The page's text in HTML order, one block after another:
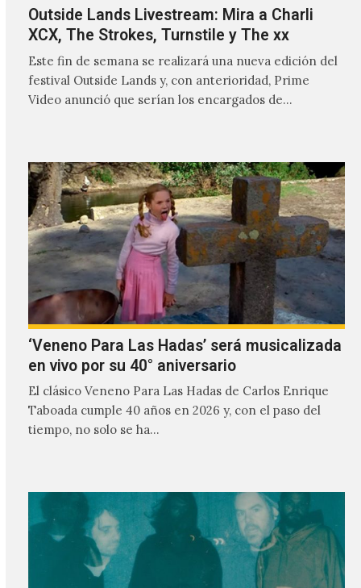
Outside Lands Livestream: Mira a Charli
XCX, The Strokes, Turnstile y The xx
Este fin de semana se realizará una nueva edición del
festival Outside Lands y, con anterioridad, Prime
Video anunció que serían los encargados de
‘Veneno Para Las Hadas’ será musicalizada
en vivo por su 40° aniversario
El clásico Veneno Para Las Hadas de Carlos Enrique
Taboada cumple 40 años en 2026 y, con el paso del
tiempo, no solo se ha…